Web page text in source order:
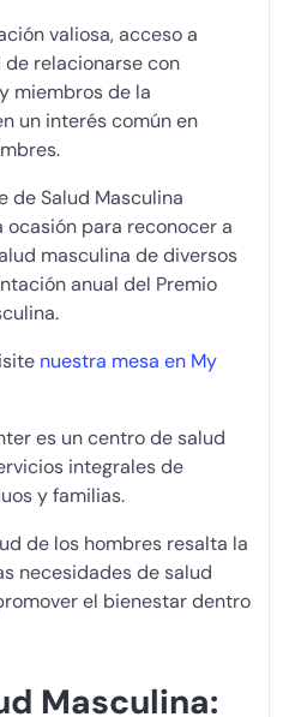
valiosa, acceso a
relacionarse con
miembros de la
un interés común en
de Salud Masculina
para reconocer a
masculina de diversos
anual del Premio
nuestra mesa en My
es un centro de salud
integrales de
y familias.
de los hombres resalta la
necesidades de salud
el bienestar dentro
Masculina: